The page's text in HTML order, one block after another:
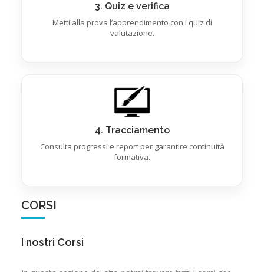
3. Quiz e verifica
Metti alla prova l’apprendimento con i quiz di
valutazione.
4. Tracciamento
Consulta progressi e report per garantire continuità
formativa.
CORSI
I nostri Corsi